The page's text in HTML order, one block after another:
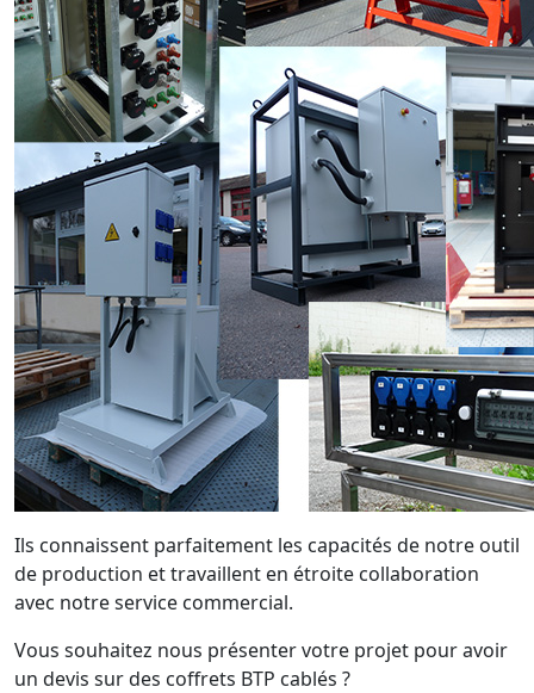
Ils connaissent parfaitement les capacités de notre outil
de production et travaillent en étroite collaboration
avec notre service commercial.
Vous souhaitez nous présenter votre projet pour avoir
un devis sur des coffrets BTP cablés ?